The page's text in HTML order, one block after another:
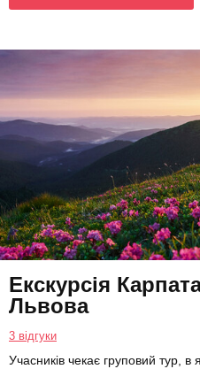
Екскурсія
Львова
3 відгуки
Учасників чекає груповий тур,